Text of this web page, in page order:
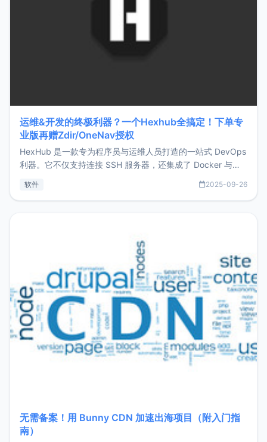
运维&开发的终极利器？一个Hexhub全搞定！下单专
业版再赠Zdir/OneNav授权
HexHub 是一款专为程序员与运维人员打造的一站式 DevOps
利器。它不仅支持连接 SSH 服务器，还集成了 Docker 与常
件间频繁切换，仅凭 HexHub 即可同时搞定运维与数据库操
软件 2025-09-26
无需备案！用 Bunny CDN 加速出海项目（附入门指
南）